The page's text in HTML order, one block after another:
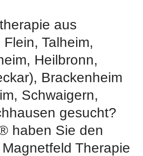
aus
Talheim,
Heilbronn,
Brackenheim
Schwaigern,
gesucht?
haben Sie den
Therapie